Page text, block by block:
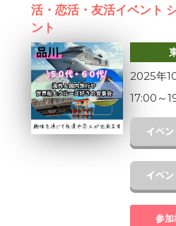
活・恋活・友活イベント
ント
2025年
17:00 ～
参加